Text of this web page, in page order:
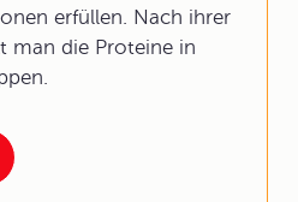
erfüllen. Nach ihrer
man die Proteine in